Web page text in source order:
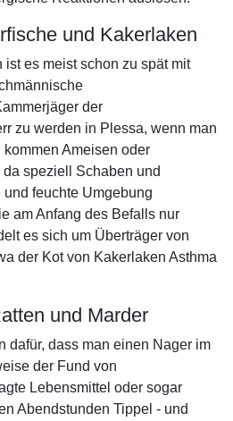
und Kakerlaken
es meist schon zu spät mit
der
zu werden in Plessa, wenn man
Ameisen oder
speziell Schaben und
feuchte Umgebung
am Anfang des Befalls nur
es sich um Überträger von
der Kot von Kakerlaken Asthma
und Marder
dafür, dass man einen Nager im
der Fund von
Lebensmittel oder sogar
Abendstunden Tippel - und